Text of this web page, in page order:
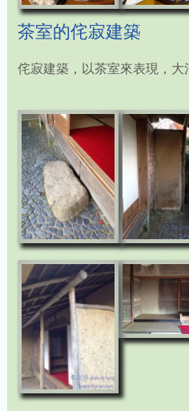
茶室的侘寂建築
侘寂建築，以茶室來表現，大